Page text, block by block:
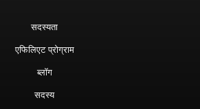
सदस्यता
एफिलिएट प्रोग्राम
ब्लॉग
सदस्य